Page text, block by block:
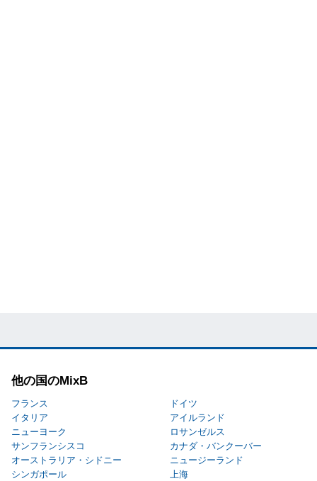
他の国のMixB
フランス
ドイツ
イタリア
アイルランド
ニューヨーク
ロサンゼルス
サンフランシスコ
カナダ・バンクーバー
オーストラリア・シドニー
ニュージーランド
シンガポール
上海